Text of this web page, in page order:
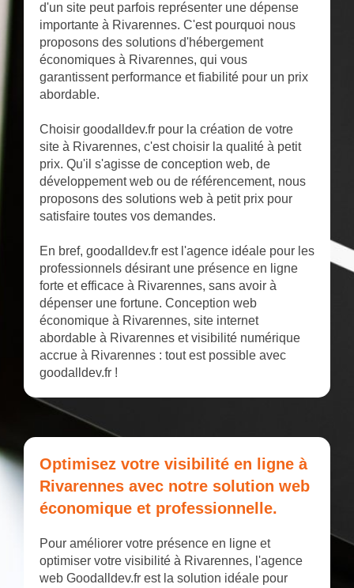
d'un site peut parfois représenter une dépense
importante à Rivarennes. C'est pourquoi nous
proposons des solutions d'hébergement
économiques à Rivarennes, qui vous
garantissent performance et fiabilité pour un prix
abordable.
Choisir goodalldev.fr pour la création de votre
site à Rivarennes, c'est choisir la qualité à petit
prix. Qu'il s'agisse de conception web, de
développement web ou de référencement, nous
proposons des solutions web à petit prix pour
satisfaire toutes vos demandes.
En bref, goodalldev.fr est l'agence idéale pour les
professionnels désirant une présence en ligne
forte et efficace à Rivarennes, sans avoir à
dépenser une fortune. Conception web
économique à Rivarennes, site internet
abordable à Rivarennes et visibilité numérique
accrue à Rivarennes : tout est possible avec
goodalldev.fr !
Optimisez votre visibilité en ligne à
Rivarennes avec notre solution web
économique et professionnelle.
Pour améliorer votre présence en ligne et
optimiser votre visibilité à Rivarennes, l'agence
web Goodalldev.fr est la solution idéale pour